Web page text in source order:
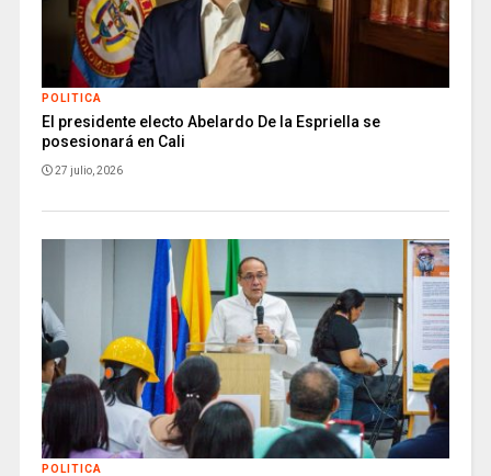
POLITICA
El presidente electo Abelardo De la Espriella se
posesionará en Cali
27 julio, 2026
POLITICA